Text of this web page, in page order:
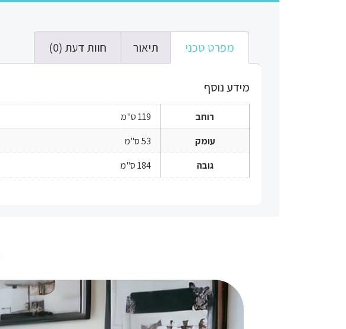
מפרט טכני תיאור חוות דעת (0)
מידע נוסף
רוחב
119 ס"מ
עומק
53 ס"מ
גובה
184 ס"מ